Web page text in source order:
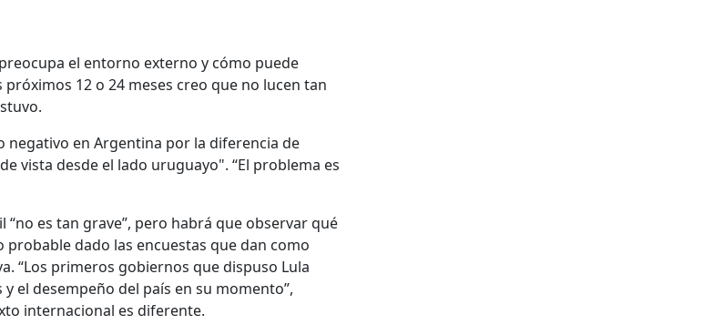
el entorno externo y cómo puede
12 o 24 meses creo que no lucen tan
negativo en Argentina por la diferencia de
vista desde el lado uruguayo". “El problema es
es tan grave”, pero habrá que observar qué
dado las encuestas que dan como
“Los primeros gobiernos que dispuso Lula
el desempeño del país en su momento”,
internacional es diferente.